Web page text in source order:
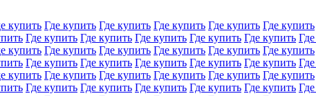
купить Где купить Где купить Где купить Где купить Где купить
Где купить Где купить Где купить Где купить Где купить
купить Где купить Где купить Где купить Где купить Где купить
Где купить Где купить Где купить Где купить Где купить
купить Где купить Где купить Где купить Где купить Где купить
Где купить Где купить Где купить Где купить Где купить